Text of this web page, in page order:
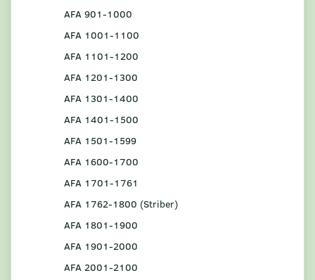
AFA 901-1000
AFA 1001-1100
AFA 1101-1200
AFA 1201-1300
AFA 1301-1400
AFA 1401-1500
AFA 1501-1599
AFA 1600-1700
AFA 1701-1761
AFA 1762-1800 (Striber)
AFA 1801-1900
AFA 1901-2000
AFA 2001-2100